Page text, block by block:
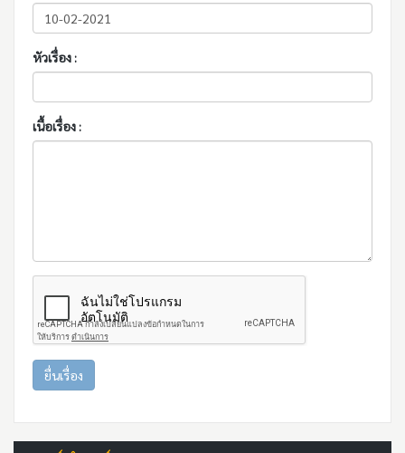
หัวเรื่อง :
เนื้อเรื่อง :
ยื่นเรื่อง